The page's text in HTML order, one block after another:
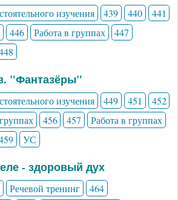
изучения 439 440
441
446 Работа в группах
447
"Фантазёры"
изучения 449 451
452
456 457
Работа в группах
УС
- здоровый дух
Речевой тренинг
464